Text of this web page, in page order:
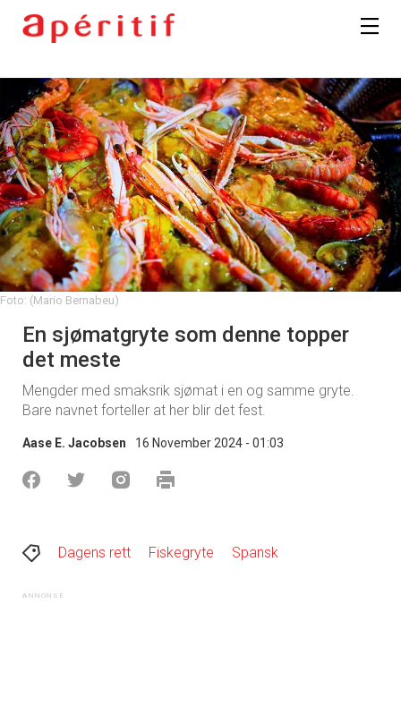
Foto: (Mario Bernabeu)
En sjømatgryte som denne topper
det meste
Mengder med smaksrik sjømat i en og samme gryte.
Bare navnet forteller at her blir det fest.
Aase E. Jacobsen 16 November 2024 - 01:03
Dagens rett Fiskegryte Spansk